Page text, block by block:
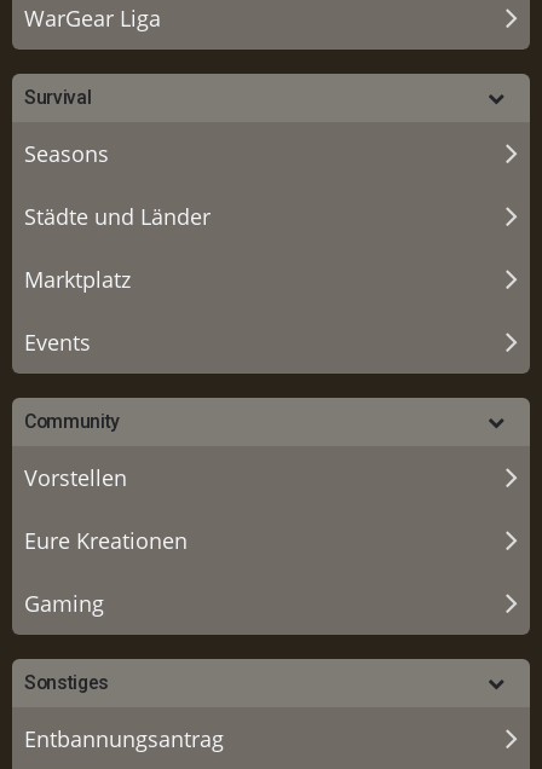
WarGear Liga
Survival
Seasons
Städte und Länder
Marktplatz
Events
Community
Vorstellen
Eure Kreationen
Gaming
Sonstiges
Entbannungsantrag